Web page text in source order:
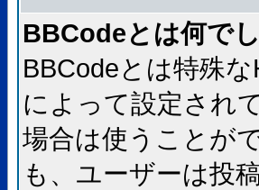
BBCodeとは何で
BBCodeとは特殊
によって設定され
場合は使うことが
も、ユーザーは投